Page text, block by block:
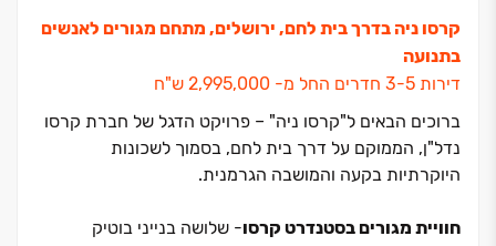
קרסו ניה בדרך בית לחם, ירושלים, מתחם מגורים לאנשים
בתנועה
דירות ‏3-5 חדרים החל מ- ‏2,995,000 ש"ח
ברוכים הבאים ל"קרסו ניה" ‏– פרויקט הדגל של חברת קרסו
נדל"ן, הממוקם על דרך בית לחם, בסמוך לשכונות
היוקרתיות בקעה והמושבה הגרמנית.
חוויית מגורים בסטנדרט קרסו- שלושה בנייני בוטיק